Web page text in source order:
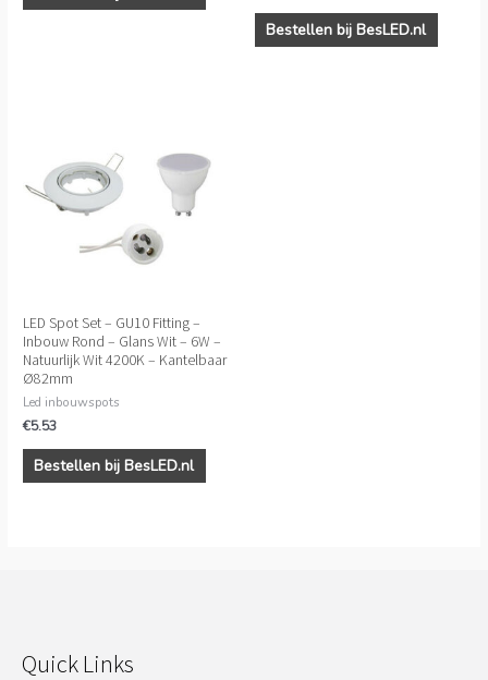
Bestellen bij BesLED.nl
LED Spot Set – GU10 Fitting –
Inbouw Rond – Glans Wit – 6W –
Natuurlijk Wit 4200K – Kantelbaar
Ø82mm
Led inbouwspots
€5.53
Bestellen bij BesLED.nl
Quick Links